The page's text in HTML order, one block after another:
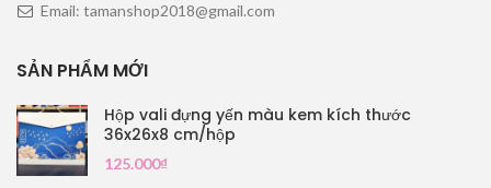
Email: tamanshop2018@gmail.com
SẢN PHẨM MỚI
Hộp vali đựng yến màu kem kích thước
36x26x8 cm/hộp
125.000₫